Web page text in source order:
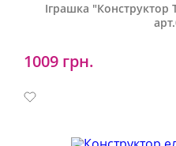
Іграшка
1009 грн.
Артикул: